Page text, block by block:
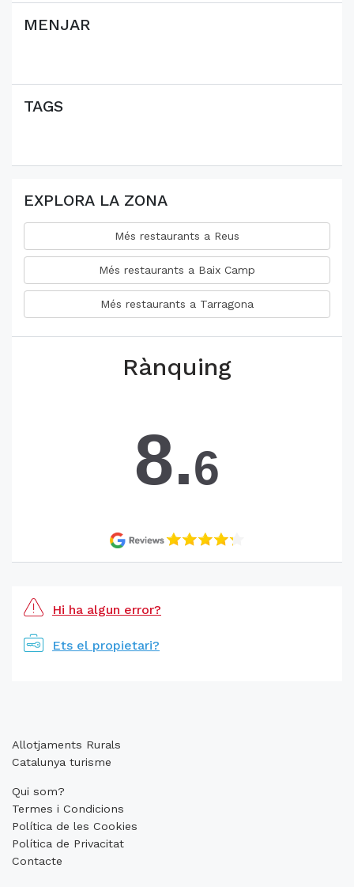
MENJAR
TAGS
EXPLORA LA ZONA
Més restaurants a Reus
Més restaurants a Baix Camp
Més restaurants a Tarragona
Rànquing
8.6
Hi ha algun error?
Ets el propietari?
Allotjaments Rurals
Catalunya turisme
Qui som?
Termes i Condicions
Política de les Cookies
Política de Privacitat
Contacte